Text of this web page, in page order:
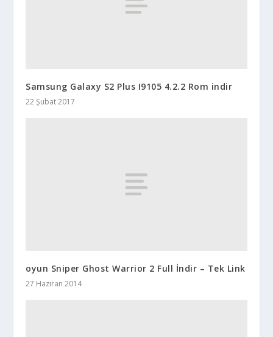
Samsung Galaxy S2 Plus I9105 4.2.2 Rom indir
22 Şubat 2017
oyun Sniper Ghost Warrior 2 Full İndir – Tek Link
27 Haziran 2014